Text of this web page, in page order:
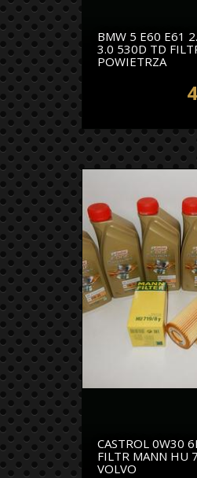
BMW 5 E60 E61
3.0 530D TD
POWIETRZA
CASTROL 0W30
FILTR MANN HU
VOLVO